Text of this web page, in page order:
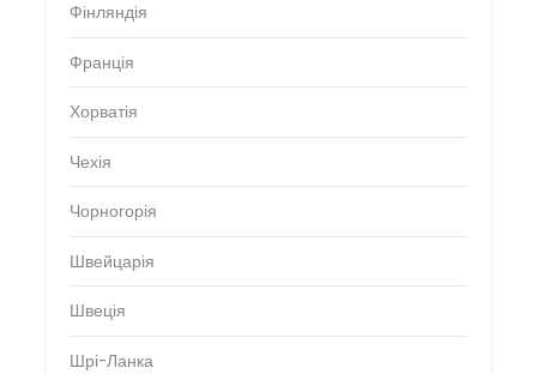
Фінляндія
Франція
Хорватія
Чехія
Чорногорія
Швейцарія
Швеція
Шрі-Ланка